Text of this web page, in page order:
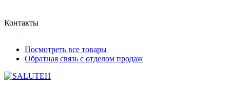
Контакты
Посмотреть все товары
Обратная связь с отделом продаж